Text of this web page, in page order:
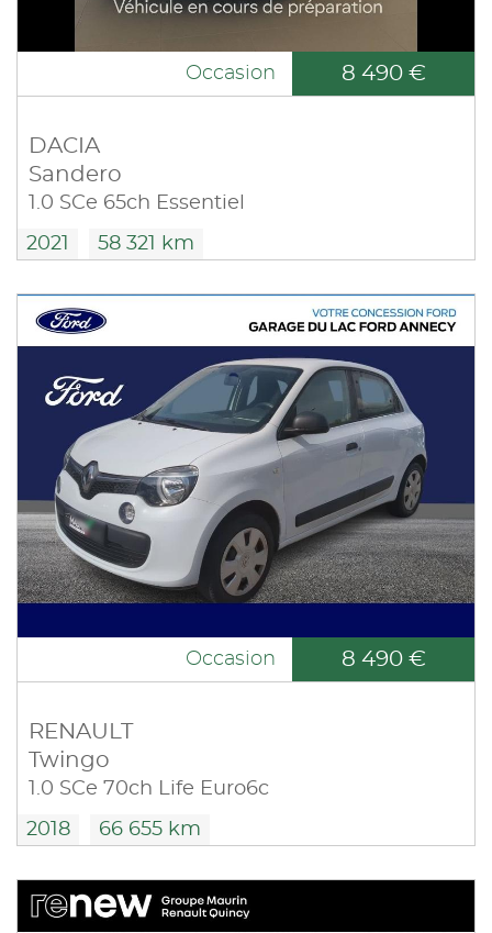
Occasion 8 490 €
DACIA
Sandero
1.0 SCe 65ch Essentiel
2021 58 321 km
Occasion 8 490 €
RENAULT
Twingo
1.0 SCe 70ch Life Euro6c
2018 66 655 km